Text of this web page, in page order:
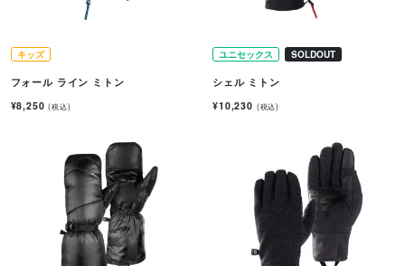
キッズ
フォール ライン ミトン
¥8,250(税込)
ユニセックス SOLDOUT
シェル ミトン
¥10,230 (税込)